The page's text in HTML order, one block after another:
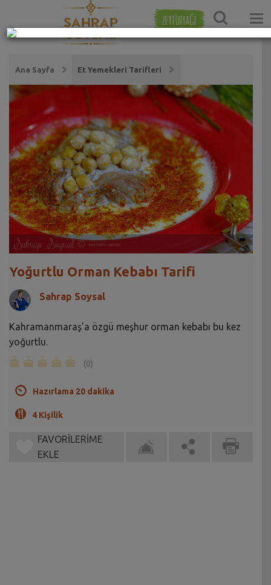
ZEYTİNYAĞI
Ana Sayfa Et Yemekleri Tarifleri
Yoğurtlu Orman Kebabı Tarifi
Sahrap Soysal
Kahramanmaraş'a özgü meşhur orman kebabı bu kez
yoğurtlu.
(0)
Hazırlama 20 dakika
4 Kişilik
FAVORİLERİME
EKLE